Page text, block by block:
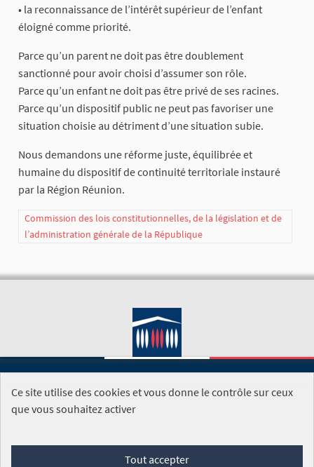
• la reconnaissance de l’intérêt supérieur de l’enfant
éloigné comme priorité.
Parce qu’un parent ne doit pas être doublement
sanctionné pour avoir choisi d’assumer son rôle.
Parce qu’un enfant ne doit pas être privé de ses racines.
Parce qu’un dispositif public ne peut pas favoriser une
situation choisie au détriment d’une situation subie.
Nous demandons une réforme juste, équilibrée et
humaine du dispositif de continuité territoriale instauré
par la Région Réunion.
Commission des lois constitutionnelles, de la législation et de
l’administration générale de la République
SITE DE L'ASSEMBLÉE NATIONALE
Foire aux questions
Conditions générales d'utilisation (CGU)
Ce site utilise des cookies et vous donne le contrôle sur ceux
que vous souhaitez activer
Tout accepter